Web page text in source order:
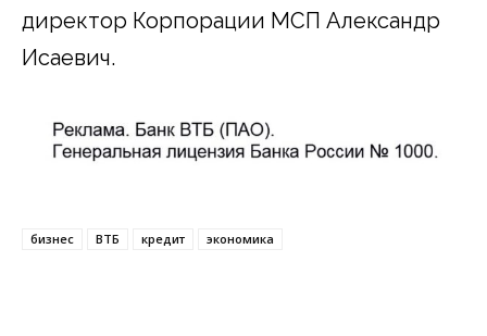
директор Корпорации МСП Александр
Исаевич.
бизнес ВТБ кредит экономика